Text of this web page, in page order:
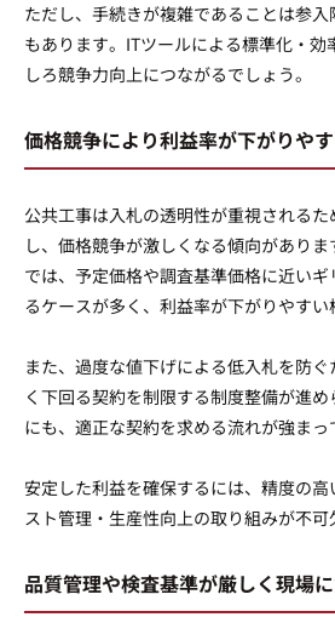
ただし、手続きが複雑であることは参
もあります。ITツールによる標準化・効
しろ競争力向上につながるでしょう。
価格競争により利益率が下がりや
公共工事は入札の透明性が重視される
し、価格競争が激しくなる傾向があり
では、予定価格や調査基準価格に近い
るケースが多く、利益率が下がりやすい
また、過度な値下げによる低入札を防
く下回る契約を制限する制度整備が進
にも、適正な契約を求める流れが強まっ
安定した利益を確保するには、精度の
スト管理・生産性向上の取り組みが不可
品質管理や検査基準が厳しく現場